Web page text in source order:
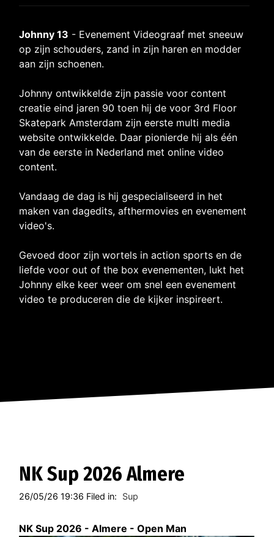
Johnny 13 - Evenement Videograaf met sneeuw
op zijn schouders, zand in zijn haren en modder
aan zijn schoenen.
Johnny ontwikkelde zijn passie voor content
creatie eind jaren 90 toen hij de voor 3rd Floor
Skatepark Amsterdam zijn eerste multi media
website ontwikkelde. Daar pionierde hij als één
van de eerste in Nederland met online video
content.
Vandaag de dag is hij gespecialiseerd in het
maken van dagedits, afthermovies en evenement
video's.
Gevoed door zijn wortels in action sports en de
liefde voor out of the box evenementen, lukt het
Johnny elke keer weer om snel een evenement
video te produceren die de kijker inspireert.
NK Sup 2026 Almere
26/05/26 19:36 Filed in: Sup
NK Sup 2026 - Almere - Open Man